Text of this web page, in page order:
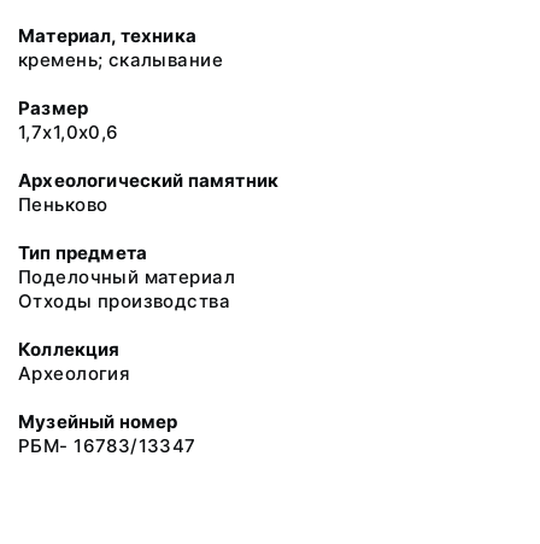
Материал, техника
кремень; скалывание
Размер
1,7х1,0х0,6
Археологический памятник
Пеньково
Тип предмета
Поделочный материал
Отходы производства
Коллекция
Археология
Музейный номер
РБМ- 16783/13347